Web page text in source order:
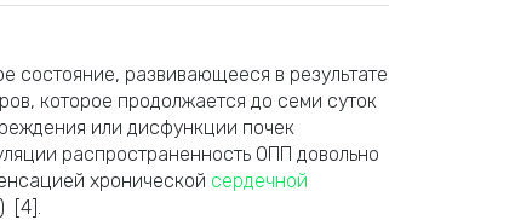
состояние, развивающееся в результате
которое продолжается до семи суток
или дисфункции почек
распространенность ОПП довольно
хронической сердечной
[4].